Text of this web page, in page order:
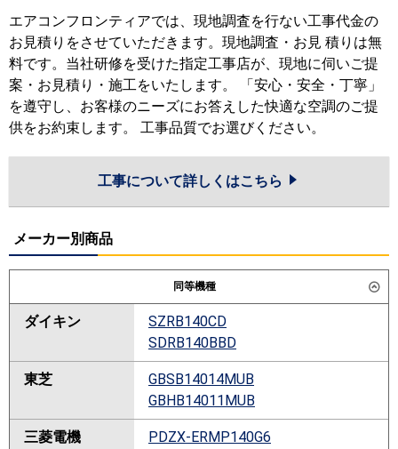
エアコンフロンティアでは、現地調査を行ない工事代金の
お見積りをさせていただきます。現地調査・お見 積りは無
料です。当社研修を受けた指定工事店が、現地に伺いご提
案・お見積り・施工をいたします。 「安心・安全・丁寧」
を遵守し、お客様のニーズにお答えした快適な空調のご提
供をお約束します。 工事品質でお選びください。
工事について詳しくはこちら
メーカー別商品
同等機種
ダイキン
SZRB140CD
SDRB140BBD
東芝
GBSB14014MUB
GBHB14011MUB
三菱電機
PDZX-ERMP140G6